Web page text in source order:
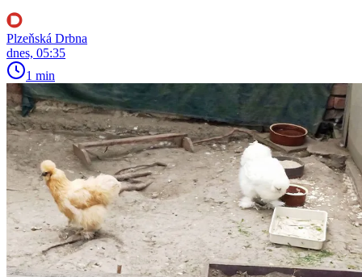
Plzeňská Drbna
dnes, 05:35
1 min